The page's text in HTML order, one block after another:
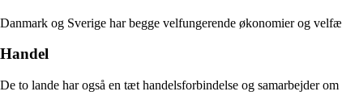
Danmark og Sverige har begge velfungerende økonomier og
Handel
De to lande har også en tæt handelsforbindelse og samarbejder